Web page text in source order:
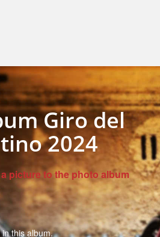
Giro del
2024
picture to the photo album
this album.